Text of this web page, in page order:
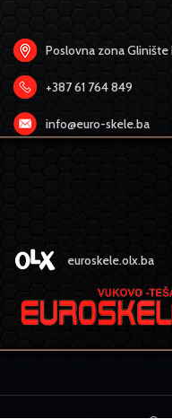
Poslovna zona Glinište
+387 61 764 849
info@euro-skele.ba
euroskele.olx.ba